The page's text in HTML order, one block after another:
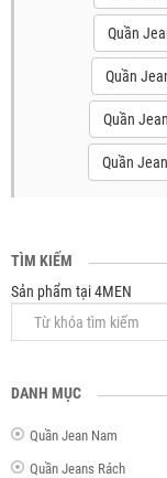
Quần
Quần
Quần
Quần
TÌM KIẾM
Sản phẩm tại 4MEN
DANH MỤC
Quần Jean Nam
Quần Jeans Rách